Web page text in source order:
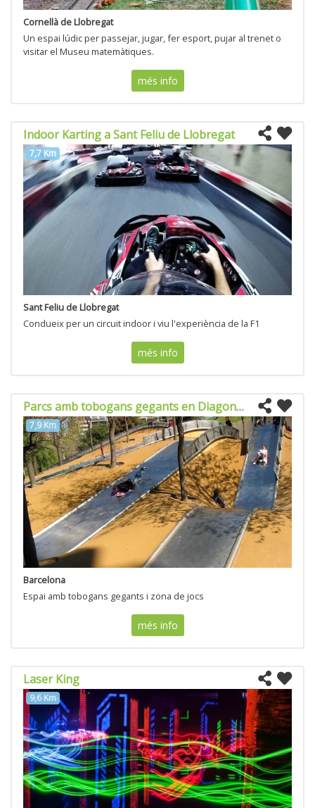
Cornellà de Llobregat
Un espai lúdic per passejar, jugar, fer esport, pujar al trenet o
visitar el Museu matemàtiques.
més info
Indoor Karting a Sant Feliu de Llobregat
7,7 Km
Sant Feliu de Llobregat
Condueix per un circuit indoor i viu l'experiència de la F1
més info
Parcs amb tobogans gegants en Diagonal Mar
7,9 Km
Barcelona
Espai amb tobogans gegants i zona de jocs
més info
Laser King
9,6 Km